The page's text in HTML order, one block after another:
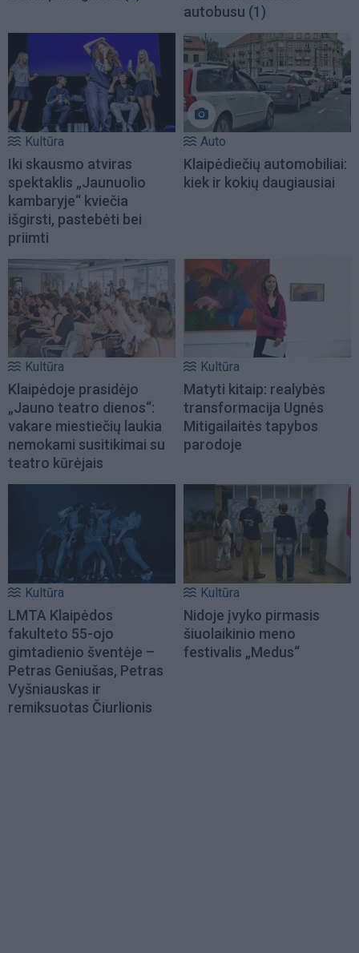
autobusu (1)
Kultūra
Iki skausmo atviras
spektaklis „Jaunuolio
kambaryje“ kviečia
išgirsti, pastebėti bei
priimti
Auto
Klaipėdiečių automobiliai:
kiek ir kokių daugiausiai
Kultūra
Klaipėdoje prasidėjo
„Jauno teatro dienos“:
vakare miestiečių laukia
nemokami susitikimai su
teatro kūrėjais
Kultūra
Matyti kitaip: realybės
transformacija Ugnės
Mitigailaitės tapybos
parodoje
Kultūra
LMTA Klaipėdos
fakulteto 55-ojo
gimtadienio šventėje –
Petras Geniušas, Petras
Vyšniauskas ir
remiksuotas Čiurlionis
Kultūra
Nidoje įvyko pirmasis
šiuolaikinio meno
festivalis „Medus“